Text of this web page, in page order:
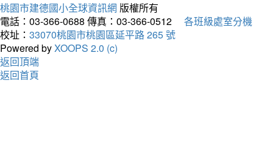
桃園市建德國小全球資訊網 版權所有
電話：03-366-0688 傳真：03-366-0512
各班級處室分機
校址： 33070桃園市桃園區延平路 265 號
Powered byXOOPS 2.0 (c)
返回頂端
返回首頁